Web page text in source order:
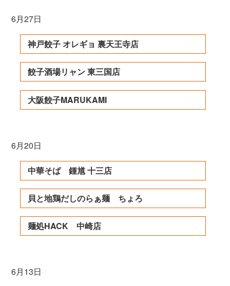
6月27日
神戸餃子 オレギョ 裏天王寺店
餃子酒場リャン 東三国店
大阪餃子MARUKAMI
6月20日
中華そば 鍾馗 十三店
貝と地鶏だしのらぁ麺 ちょろ
麺処HACK 中崎店
6月13日